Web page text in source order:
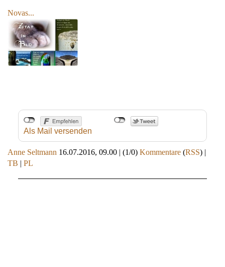
Novas...
Als Mail versenden
Anne Seltmann 16.07.2016, 09.00 | (1/0) Kommentare (RSS) |
TB | PL